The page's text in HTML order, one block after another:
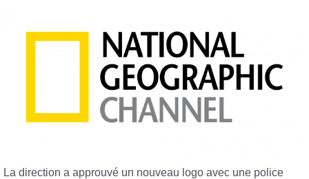
La direction a approuvé un nouveau logo avec une police